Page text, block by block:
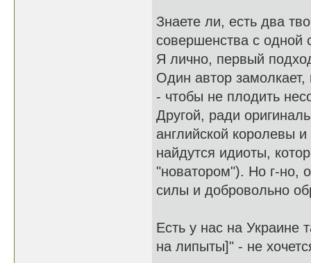
Знаете ли, есть два
совершенства с одной
Я лично, первый
Один автор замолкает,
- чтобы не плодить
Другой, ради
английской королевы
найдутся идиоты,
"новатором"). Но г-но,
силы и добровольно
Есть у нас на Украине
на липыты]" - не